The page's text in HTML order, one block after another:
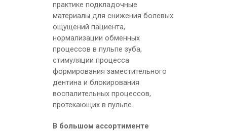
практике подкладочные
материалы для снижения болевых
ощущений пациента,
нормализации обменных
процессов в пульпе зуба,
стимуляции процесса
формирования заместительного
дентина и блокирования
воспалительных процессов,
протекающих в пульпе.
В большом ассортименте